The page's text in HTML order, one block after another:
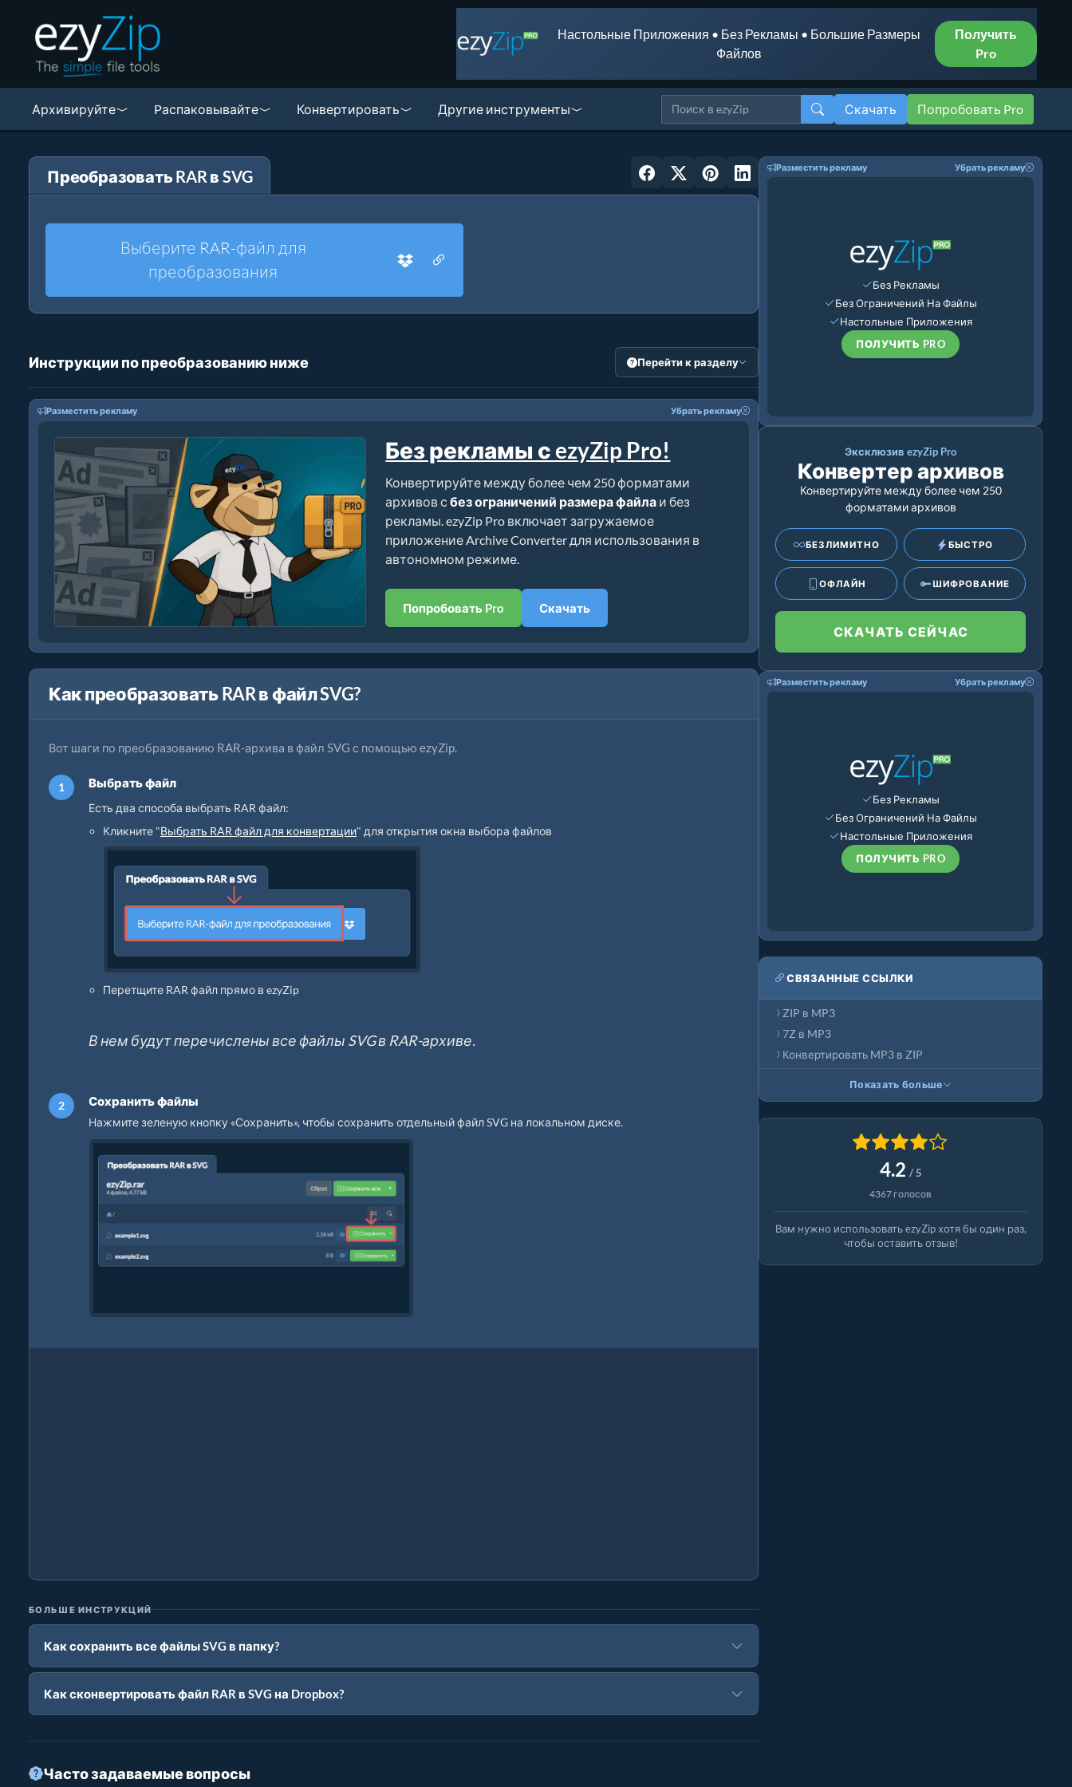
Настольные Приложения • Без Рекламы • Большие Размеры
Файлов
Получить
Pro
Архивируйте Pаспаковывайте Конвертировать Другие инструменты Скачать Попробовать Pro
Преобразовать RAR в SVG
Выберите RAR-файл для
преобразования
Инструкции по преобразованию ниже Перейти к разделу
Разместить рекламу Убрать рекламу
Без рекламы с ezyZip Pro!
Конвертируйте между более чем 250 форматами
архивов сбез ограничений размера файла и без
рекламы. ezyZip Pro включает загружаемое
приложение Archive Converter для использования в
автономном режиме.
Попробовать Pro Скачать
Как преобразовать RAR в файл SVG?
Вот шаги по преобразованию RAR-архива в файл SVG с помощью ezyZip.
Выбрать файл
Есть два способа выбрать RAR файл:
Кликните "Выбрать RAR файл для конвертации" для открытия окна выбора файлов
Перетщите RAR файл прямо в ezyZip
В нем будут перечислены все файлы SVG в RAR-архиве.
Сохранить файлы
Нажмите зеленую кнопку «Сохранить», чтобы сохранить отдельный файл SVG на локальном диске.
БОЛЬШЕ ИНСТРУКЦИЙ
Как сохранить все файлы SVG в папку?
Как сконвертировать файл RAR в SVG на Dropbox?
Часто задаваемые вопросы
Разместить рекламу Убрать рекламу
Без Рекламы
Без Ограничений На Файлы
Настольные Приложения
ПОЛУЧИТЬ PRO
Эксклюзив ezyZip Pro
Конвертер архивов
Конвертируйте между более чем 250
форматами архивов
БЕЗЛИМИТНО БЫСТРО
ОФЛАЙН ШИФРОВАНИЕ
СКАЧАТЬ СЕЙЧАС
Разместить рекламу Убрать рекламу
Без Рекламы
Без Ограничений На Файлы
Настольные Приложения
ПОЛУЧИТЬ PRO
СВЯЗАННЫЕ ССЫЛКИ
ZIP в MP3
7Z в MP3
Конвертировать MP3 в ZIP
Показать больше
4.2 / 5
4367 голосов
Вам нужно использовать ezyZip хотя бы один раз,
чтобы оставить отзыв!